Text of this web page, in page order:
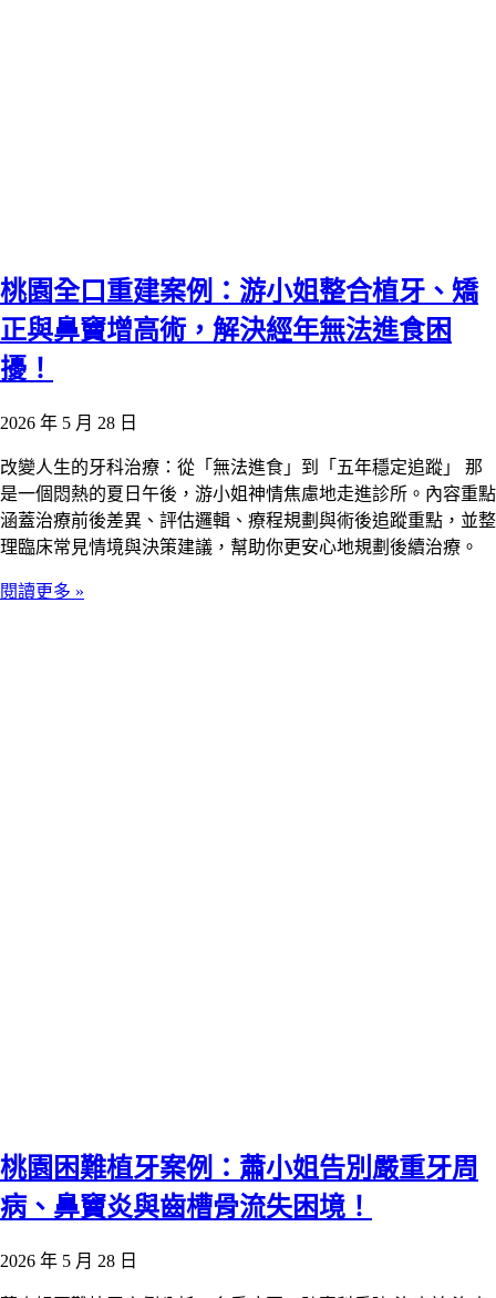
桃園全口重建案例：游小姐整合植牙、矯
正與鼻竇增高術，解決經年無法進食困
擾！
2026 年 5 月 28 日
改變人生的牙科治療：從「無法進食」到「五年穩定追蹤」 那
是一個悶熱的夏日午後，游小姐神情焦慮地走進診所。內容重點
涵蓋治療前後差異、評估邏輯、療程規劃與術後追蹤重點，並整
理臨床常見情境與決策建議，幫助你更安心地規劃後續治療。
閱讀更多 »
桃園困難植牙案例：蕭小姐告別嚴重牙周
病、鼻竇炎與齒槽骨流失困境！
2026 年 5 月 28 日